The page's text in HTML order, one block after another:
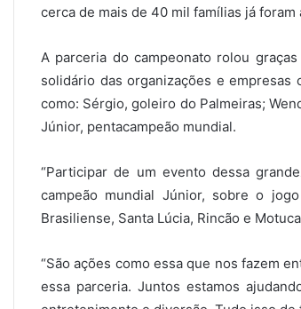
cerca de mais de 40 mil famílias já
A parceria do campeonato rolou
solidário das organizações e
como: Sérgio, goleiro do Palmeiras;
Júnior, pentacampeão mundial.
“Participar de um evento dessa
campeão mundial Júnior, sobre o
Brasiliense, Santa Lúcia, Rincão e
“São ações como essa que nos fazem
essa parceria. Juntos estamos